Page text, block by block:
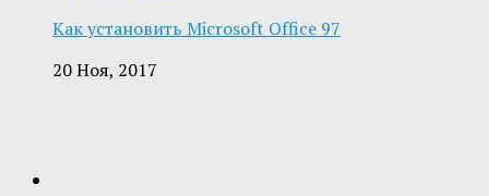
Как установить Microsoft Office 97
20 Ноя, 2017